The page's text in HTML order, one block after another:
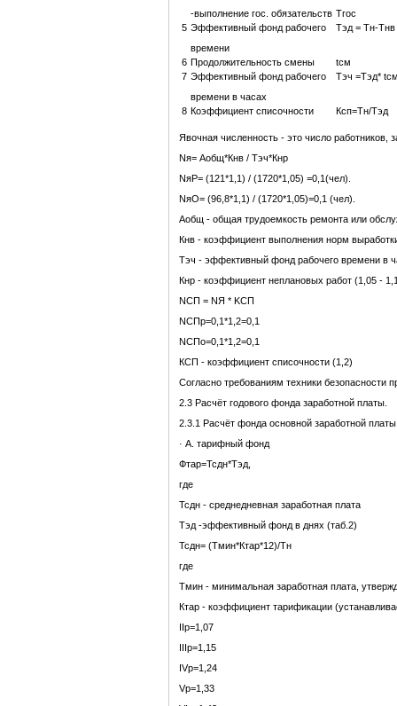
-выполнение гос. обязательств Тгос
5 Эффективный фонд рабочего
времени
Тэд = Тн-Тнв
6 Продолжительность смены
tсм
7 Эффективный фонд рабочего
времени в часах
Тэч =Тэд*
8 Коэффициент списочности Ксп=Тн/Тэд
Явочная численность - это число работников,
Nя= Аобщ*Кнв / Тэч*Кнр
NяР= (121*1,1) / (1720*1,05) =0,1(чел).
NяО= (96,8*1,1) / (1720*1,05)=0,1 (чел).
Аобщ - общая трудоемкость ремонта или
Кнв - коэффициент выполнения норм
Тэч - эффективный фонд рабочего времени в
Кнр - коэффициент неплановых работ (1,05 -
NСП = NЯ * KСП
NСПр=0,1*1,2=0,1
NСПо=0,1*1,2=0,1
КСП - коэффициент списочности (1,2)
Согласно требованиям техники безопасности
2.3 Расчёт годового фонда заработной платы.
2.3.1 Расчёт фонда основной заработной
· А. тарифный фонд
Фтар=Тсдн*Тэд,
где
Тсдн - среднедневная заработная плата
Тэд -эффективный фонд в днях (таб.2)
Тсдн= (Тмин*Ктар*12)/Тн
где
Тмин - минимальная заработная плата,
Ктар - коэффициент тарификации
IIр=1,07
IIIр=1,15
IVр=1,24
Vр=1,33